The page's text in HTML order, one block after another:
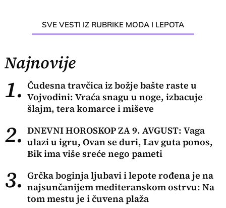
SVE VESTI IZ RUBRIKE MODA I LEPOTA
Najnovije
1. Čudesna travčica iz božje bašte raste u
Vojvodini: Vraća snagu u noge, izbacuje
šlajm, tera komarce i miševe
2. DNEVNI HOROSKOP ZA 9. AVGUST: Vaga
ulazi u igru, Ovan se duri, Lav guta ponos,
Bik ima više sreće nego pameti
3. Grčka boginja ljubavi i lepote rođena je na
najsunčanijem mediteranskom ostrvu: Na
tom mestu je i čuvena plaža